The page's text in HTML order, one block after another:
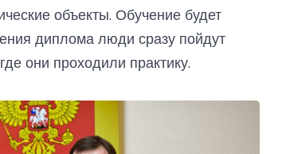
объекты. Обучение будет
диплома люди сразу пойдут
они проходили практику.